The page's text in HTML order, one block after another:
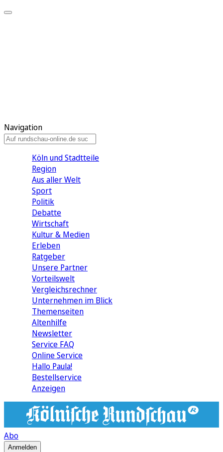
Navigation
Köln und Stadtteile
Region
Aus aller Welt
Sport
Politik
Debatte
Wirtschaft
Kultur & Medien
Erleben
Ratgeber
Unsere Partner
Vorteilswelt
Vergleichsrechner
Unternehmen im Blick
Themenseiten
Altenhilfe
Newsletter
Service FAQ
Online Service
Hallo Paula!
Bestellservice
Anzeigen
Abo
Anmelden